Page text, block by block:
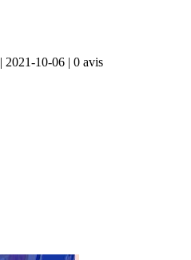
| 2021-10-06 | 0 avis